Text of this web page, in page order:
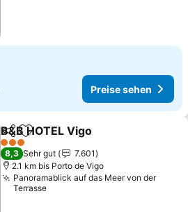
Preise sehen
TeilenZu Favoriten hinzufügen
B&B HOTEL Vigo
3 Sterne
8,3 Sehr gut
7.601
2.1 km bis Porto de Vigo
Panoramablick auf das Meer von der
Terrasse